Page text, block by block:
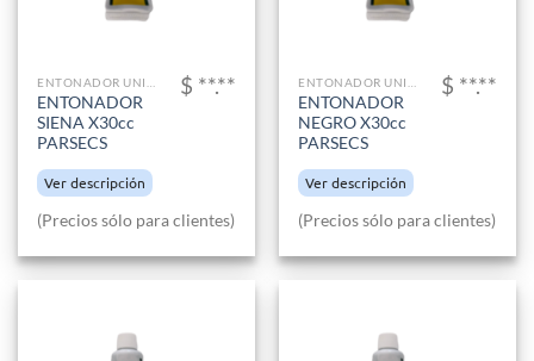
ENTONADOR
SIENA X30cc
PARSECS
Ver descripción
$ **.**
(Precios sólo para clientes)
ENTONADOR
NEGRO X30cc
PARSECS
Ver descripción
$ **.**
(Precios sólo para clientes)